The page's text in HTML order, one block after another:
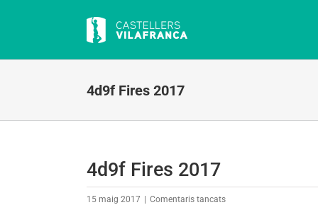
4d9f Fires 2017
4d9f Fires 2017
15 maig 2017 Comentaris tancatsa